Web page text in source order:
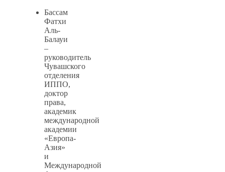
Бассам
Фатхи
Аль-
Балауи
–
руководитель
Чувашского
отделения
ИППО,
доктор
права,
академик
международной
академии
«Европа-
Азия»
и
Международной